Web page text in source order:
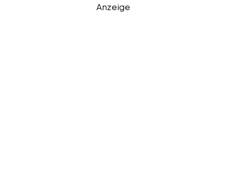
Anzeige